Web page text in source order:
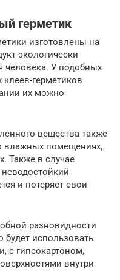
герметик
изготовлены на
экологически
У подобных
герметиков
их можно
вещества также
влажных помещениях,
Также в случае
и потеряет свои
разновидности
будет использовать
с гипсокартоном,
внутри